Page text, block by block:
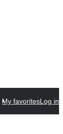
My favoritesLog in